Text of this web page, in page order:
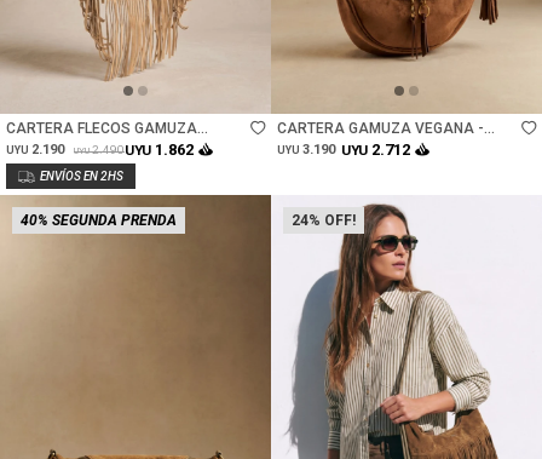
CARTERA FLECOS GAMUZA
VEGANA - CAMEL
UYU 2.190 UYU 2.490UYU 1.862
CARTERA GAMUZA VEGANA -
CHOCOLATE
UYU 3.190 UYU 2.712
40% SEGUNDA PRENDA 24